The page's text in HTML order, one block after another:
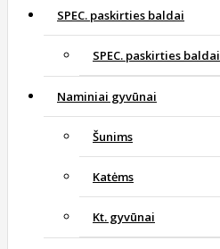
SPEC. paskirties baldai
SPEC. paskirties baldai
Naminiai gyvūnai
Šunims
Katėms
Kt. gyvūnai